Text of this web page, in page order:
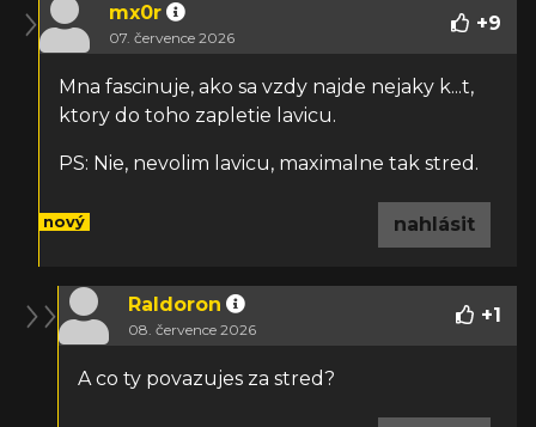
mx0r
07. července 2026
+9
Mna fascinuje, ako sa vzdy najde nejaky k...t,
ktory do toho zapletie lavicu.
PS: Nie, nevolim lavicu, maximalne tak stred.
nový nahlásit
Raldoron
08. července 2026
+1
A co ty povazujes za stred?